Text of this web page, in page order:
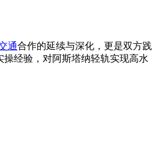
通合作的延续与深化，更是双方践
经验，对阿斯塔纳轻轨实现高水